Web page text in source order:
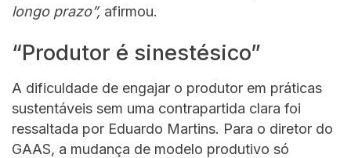
longo prazo”, afirmou.
“Produtor é sinestésico”
A dificuldade de engajar o produtor em práticas
sustentáveis sem uma contrapartida clara foi
ressaltada por Eduardo Martins. Para o diretor do
GAAS, a mudança de modelo produtivo só